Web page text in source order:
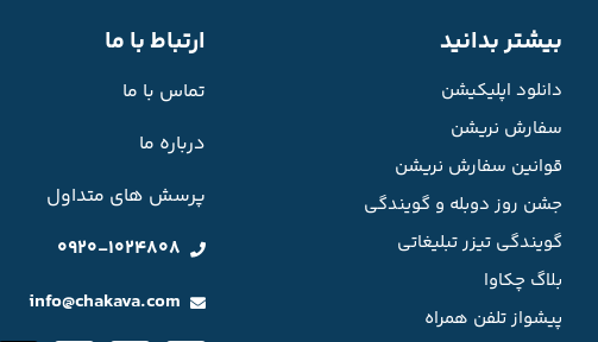
بیشتر بدانید
دانلود اپلیکیشن
سفارش نریشن
قوانین سفارش نریشن
جشن روز دوبله و گویندگی
گویندگی تیزر تبلیغاتی
بلاگ چکاوا
پیشواز تلفن همراه
ارتباط با ما
تماس با ما
درباره ما
پرسش های متداول
0920-1024808
info@chakava.com